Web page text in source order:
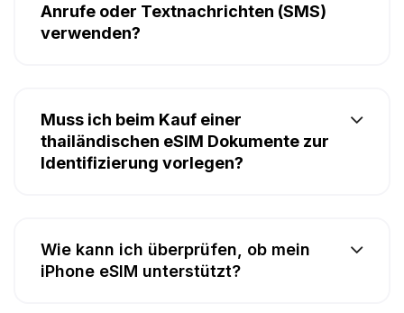
Anrufe oder Textnachrichten (SMS)
verwenden?
Muss ich beim Kauf einer
thailändischen eSIM Dokumente zur
Identifizierung vorlegen?
Wie kann ich überprüfen, ob mein
iPhone eSIM unterstützt?